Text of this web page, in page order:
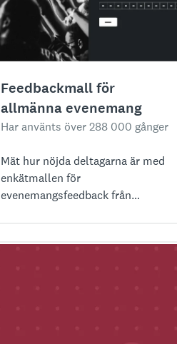
Feedbackmall för
allmänna evenemang
Har använts över 288 000 gånger
Mät hur nöjda deltagarna är med
enkätmallen för
evenemangsfeedback från
bättre!